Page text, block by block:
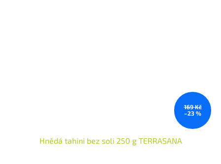
169 Kč
–23 %
Hnědá tahini bez soli 250 g TERRASANA